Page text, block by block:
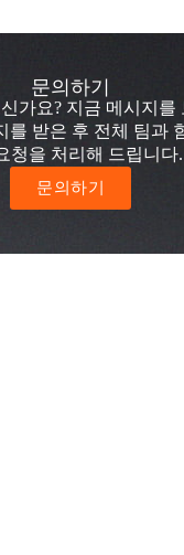
문의하기
가요? 지금 메시지를
를 받은 후 전체 팀과
청을 처리해 드립니다.
문의하기